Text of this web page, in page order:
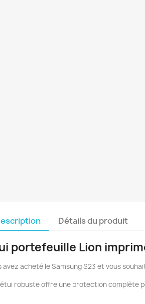
Détails du produit
portefeuille Lion
avez acheté le Samsung S23 et vous
robuste offre une protection complète